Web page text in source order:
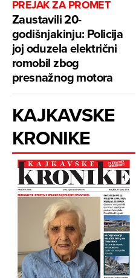
PREJAK ZA PROMET
Zaustavili 20-
godišnjakinju: Policija
joj oduzela električni
romobil zbog
presnažnog motora
KAJKAVSKE
KRONIKE